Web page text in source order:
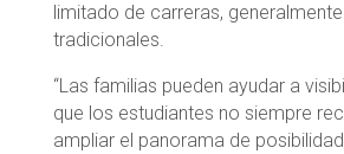
limitado de carreras,
tradicionales.
“Las familias pueden ayudar a
que los estudiantes no siempre
ampliar el panorama de